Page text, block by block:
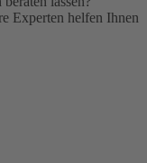
Experten helfen Ihnen